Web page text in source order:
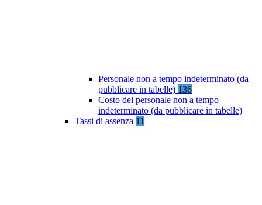
Personale non a tempo indeterminato (da
pubblicare in tabelle) 136
Costo del personale non a tempo
indeterminato (da pubblicare in tabelle)
Tassi di assenza 11